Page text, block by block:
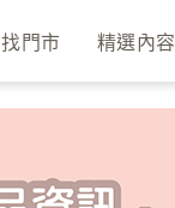
找門市 精選內容